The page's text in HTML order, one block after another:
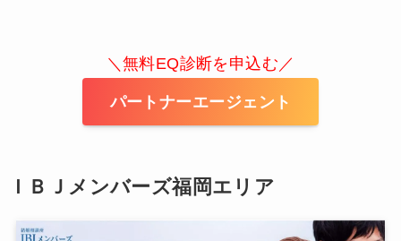
＼無料EQ診断を申込む／
パートナーエージェント
ＩＢＪメンバーズ福岡エリア